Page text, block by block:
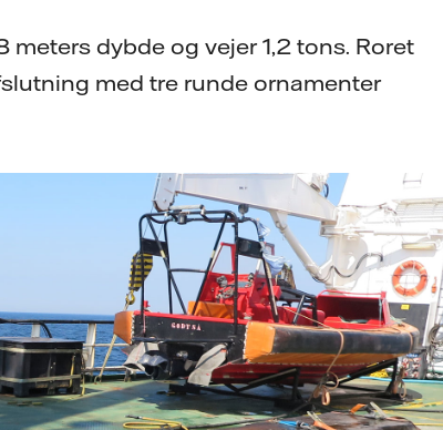
dybde og vejer 1,2 tons. Roret
med tre runde ornamenter